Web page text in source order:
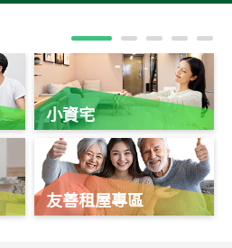
小資宅
友善租屋專區